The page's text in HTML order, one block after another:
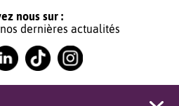
nous sur :
dernières actualités